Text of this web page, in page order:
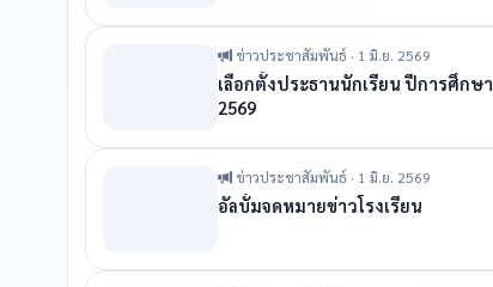
ข่าวประชาสัมพันธ์ · 1 มิ.ย. 2569
เลือกตั้งประธานนักเรียน ปีการศึกษา
2569
ข่าวประชาสัมพันธ์ · 1 มิ.ย. 2569
อัลบั้มจดหมายข่าวโรงเรียน